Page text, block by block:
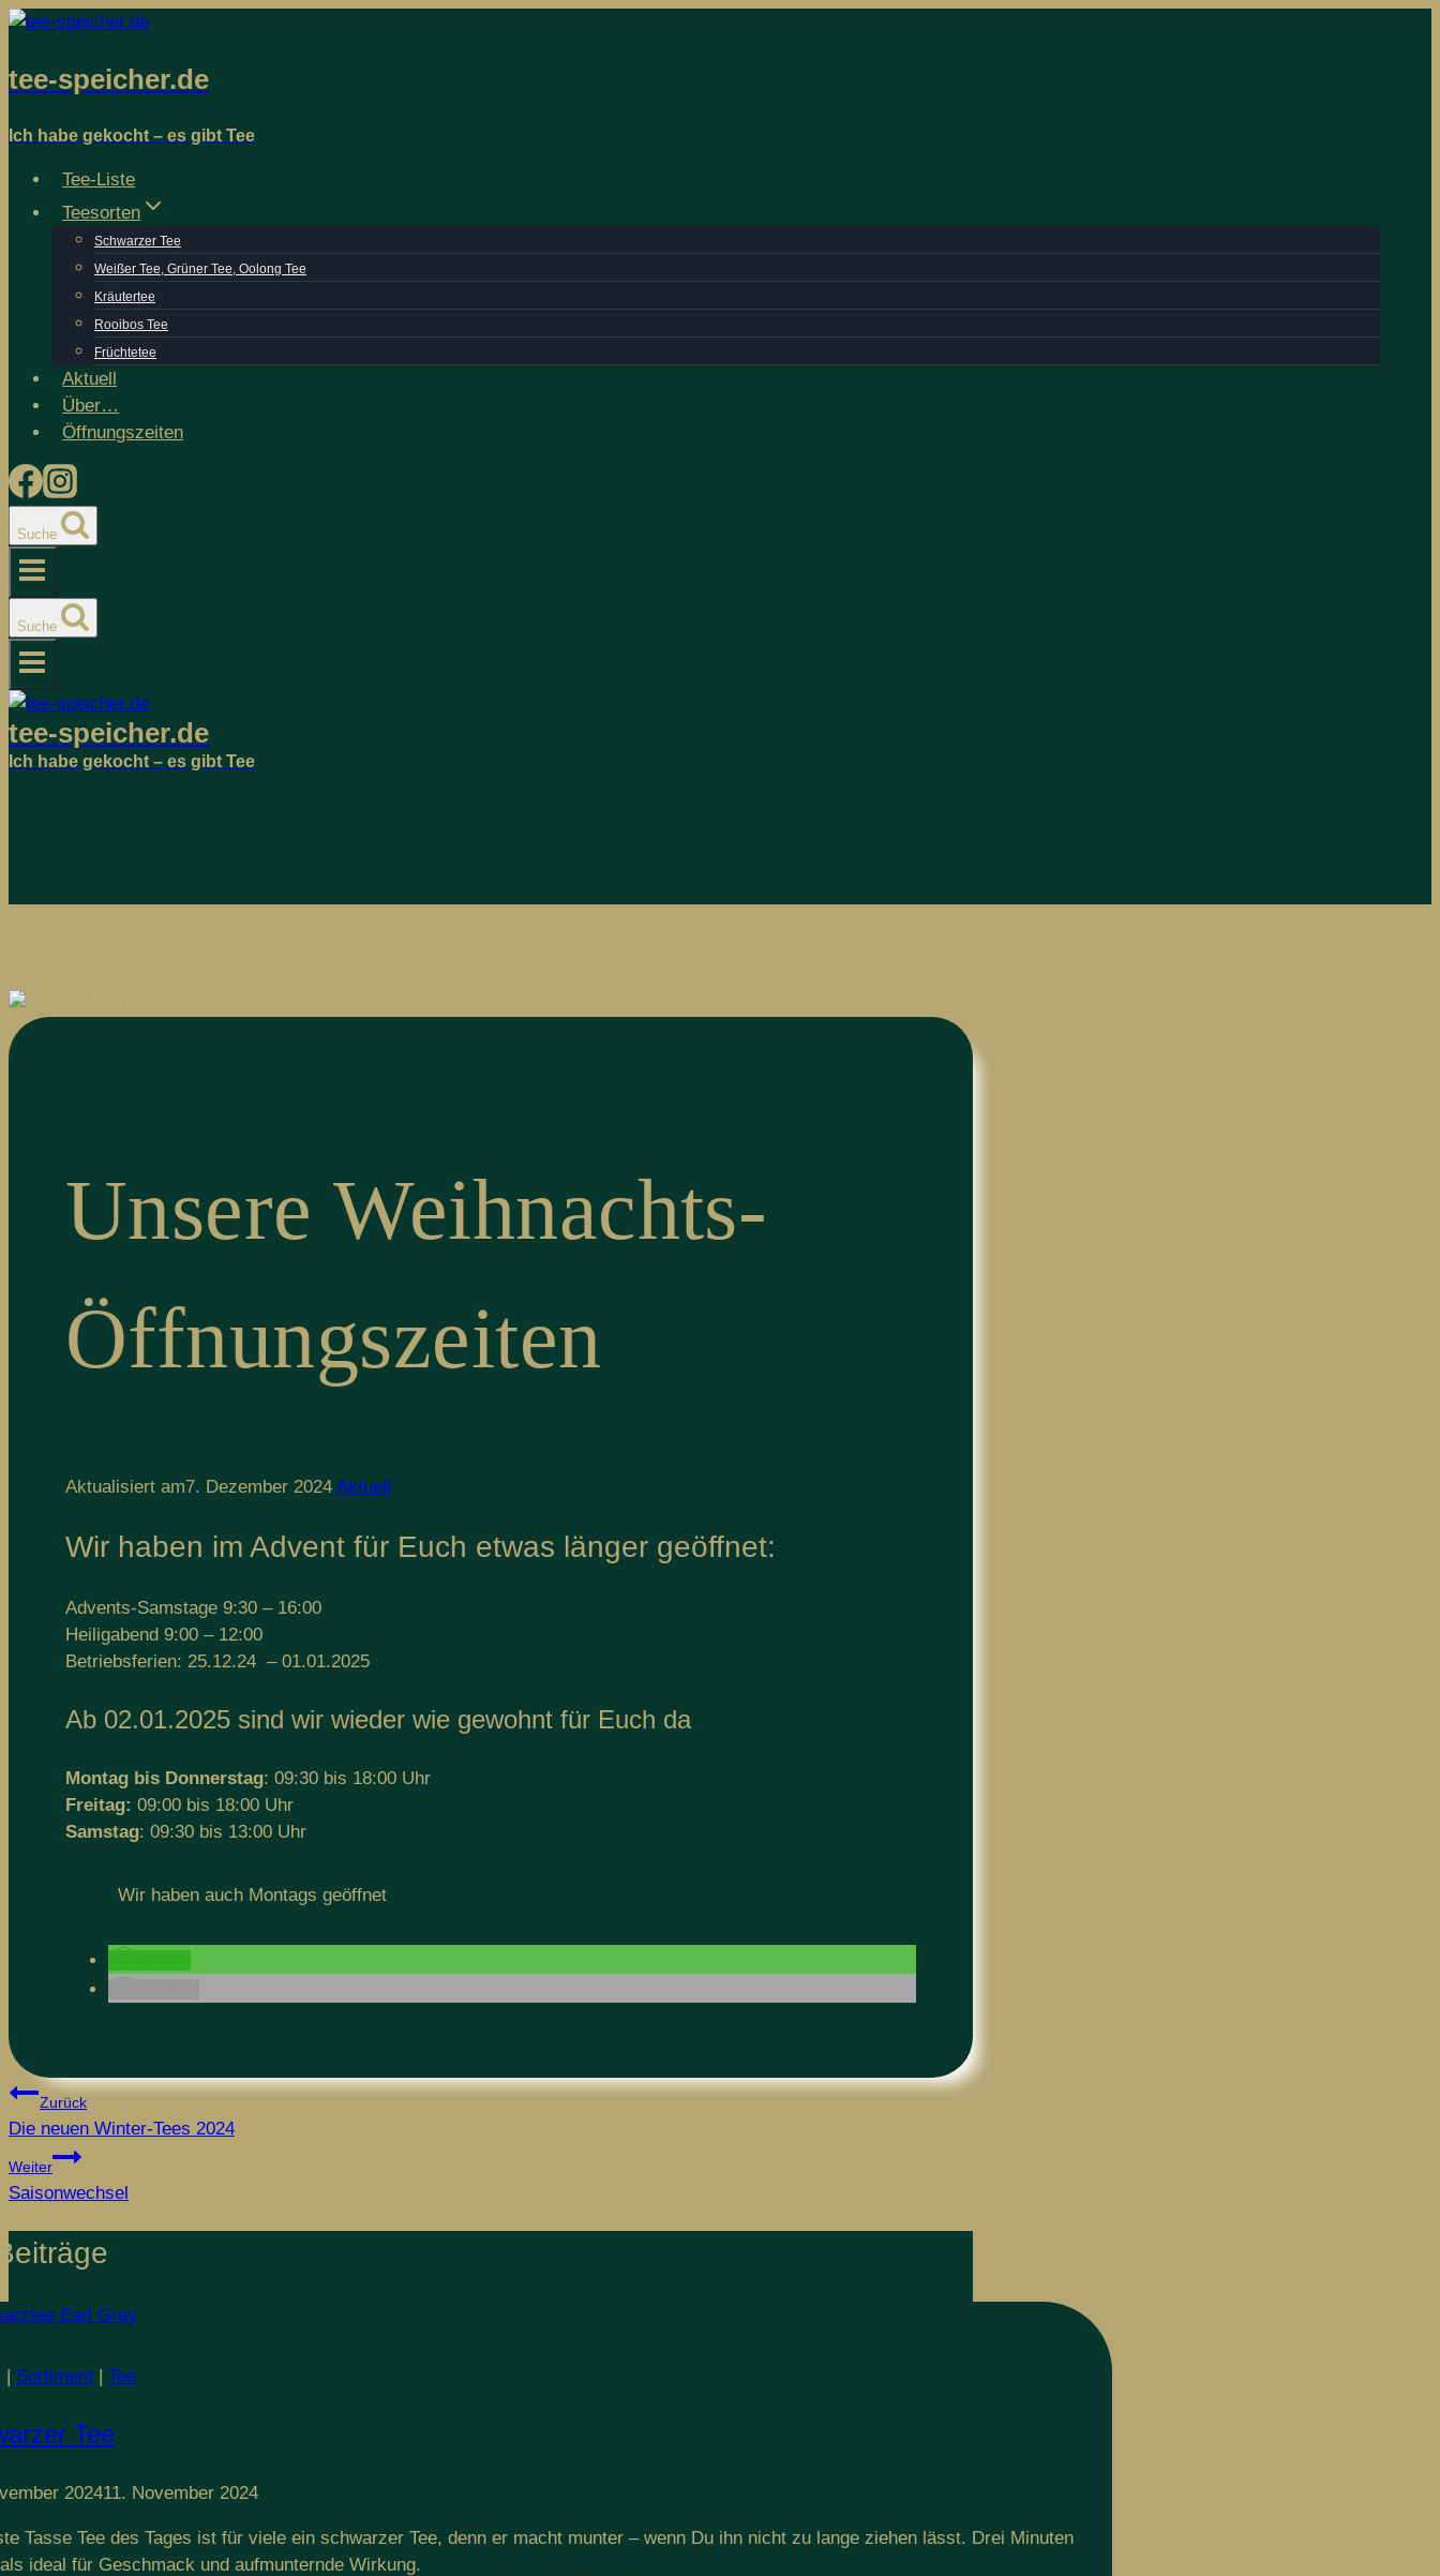
Zum
springen
tee-speicher.de
Ich habe gekocht – es gibt Tee
Tee-Liste
Teesorten
Schwarzer Tee
Weißer Tee, Grüner Tee, Oolong Tee
Kräutertee
Rooibos Tee
Früchtetee
Aktuell
Über…
Öffnungs­­zeiten
Suche
Suche
tee-speicher.de
Ich habe gekocht – es gibt Tee
Unsere Weihnachts-
Öffnungszeiten
Aktualisiert am7. Dezember 2024 Aktuell
Wir haben im Advent für Euch etwas länger geöffnet:
Advents-Samstage 9:30 – 16:00
Heiligabend 9:00 – 12:00
Betriebsferien: 25.12.24 – 01.01.2025
Ab 02.01.2025 sind wir wieder wie gewohnt für Euch da
Montag bis Donnerstag: 09:30 bis 18:00 Uhr
Freitag: 09:00 bis 18:00 Uhr
Samstag: 09:30 bis 13:00 Uhr
Wir haben auch Montags geöffnet
Beitragsnavigation
Zurück
Die neuen Winter-Tees 2024
Weiter
Saisonwechsel
| Sortiment | Tee
Tee
202411. November 2024
Tasse Tee des Tages ist für viele ein schwarzer Tee, denn er macht munter – wenn Du ihn nicht zu lange ziehen lässt. Drei Minuten
ideal für Geschmack und aufmunternde Wirkung.